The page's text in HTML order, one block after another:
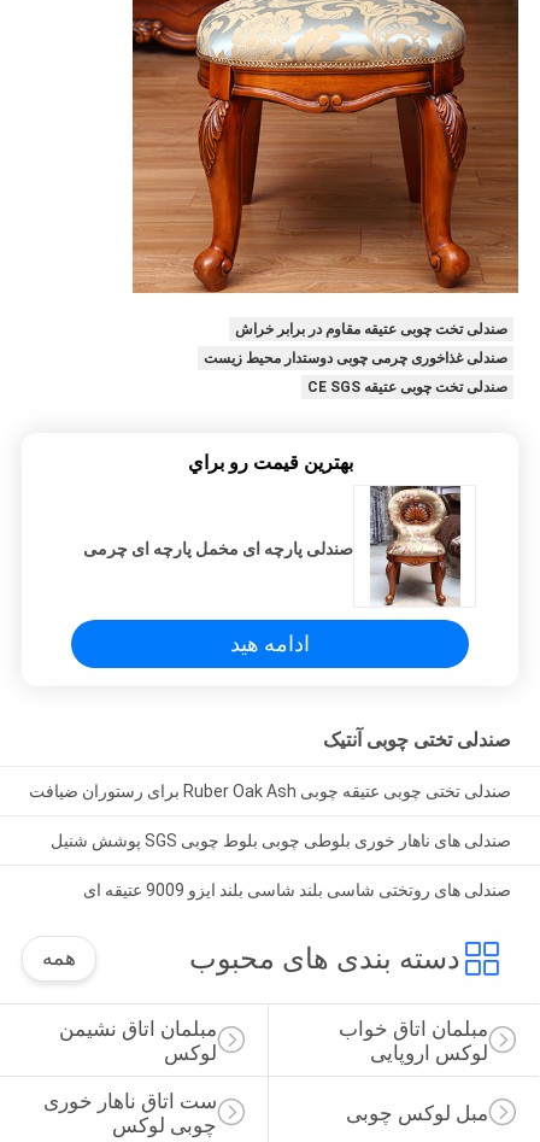
صندلی تخت چوبی عتیقه مقاوم در برابر خراش
صندلی غذاخوری چرمی چوبی دوستدار محیط زیست
صندلی تخت چوبی عتیقه CE SGS
بهترين قيمت رو براي
صندلی پارچه ای مخمل پارچه ای چرمی
ادامه هید
صندلی تختی چوبی آنتیک
صندلی تختی چوبی عتیقه چوبی Ruber Oak Ash برای رستوران ضیافت
صندلی های ناهار خوری بلوطی چوبی بلوط چوبی SGS پوشش شنیل
صندلی های روتختی شاسی بلند شاسی بلند ایزو 9009 عتیقه ای
دسته بندی های محبوب همه
مبلمان اتاق نشیمن
لوکس
مبلمان اتاق خواب
لوکس اروپایی
ست اتاق ناهار خوری
چوبی لوکس
مبل لوکس چوبی